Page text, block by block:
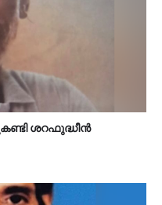
ശറഫുദ്ധീൻ